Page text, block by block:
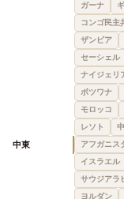
ガーナ
コンゴ民主
ザンビア
セーシェル
ナイジェリ
ボツワナ
モロッコ
レソト
中東 アフガニス
イスラエル
サウジアラ
ヨルダン